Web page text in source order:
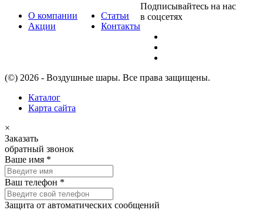
О компании
Акции
Статьи
Контакты
Подписывайтесь на нас
в соцсетях
(©) 2026 - Воздушные шары. Все права защищены.
Каталог
Карта сайта
×
Заказать
обратный звонок
Ваше имя *
Ваш телефон *
Защита от автоматических сообщений